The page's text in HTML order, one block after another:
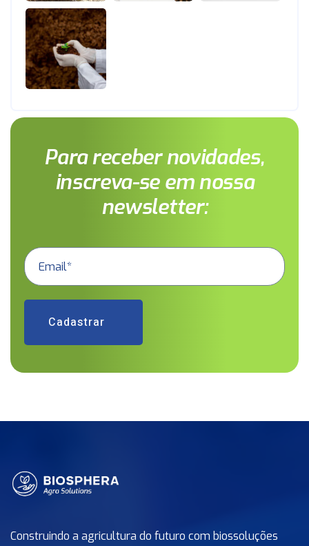
Para receber novidades,
inscreva-se em nossa
newsletter:
Cadastrar
Construindo a agricultura do futuro com biossoluções